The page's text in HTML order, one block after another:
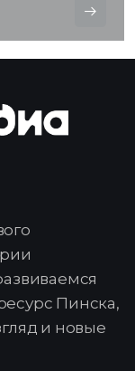
Пинска,
и новые